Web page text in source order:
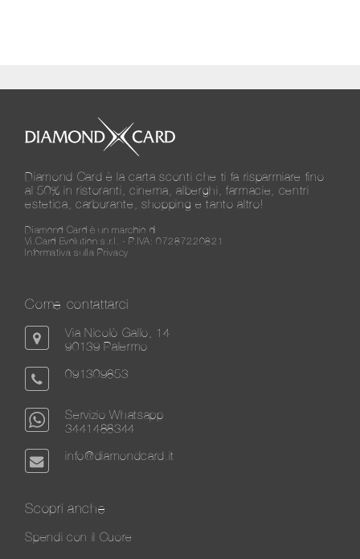
Diamond Card è la carta sconti che ti fa risparmiare fino
al 50% in ristoranti, cinema, alberghi, farmacie, centri
estetica, carburante, shopping e tanto altro!
Diamond Card è un marchio di
Vi.Card Evolution s.r.l. - P.IVA: 07287220821
Informativa sulla Privacy
Come contattarci
Via Nicolò Gallo, 14
90139 Palermo
091309853
Servizio Whatsapp
3441488344
info@diamondcard.it
Scopri anche
Spendi con il Cuore